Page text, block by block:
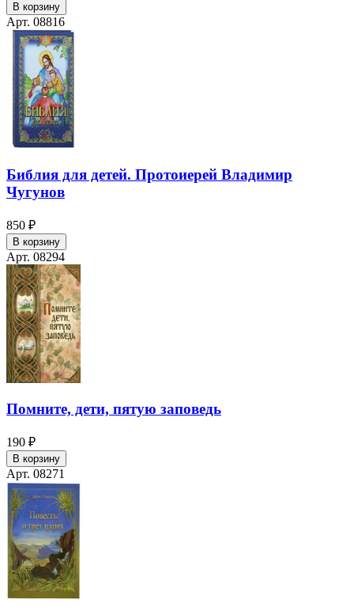
В корзину
Арт. 08816
Библия для детей. Протоиерей Владимир
Чугунов
850 ₽
В корзину
Арт. 08294
Помните, дети, пятую заповедь
190 ₽
В корзину
Арт. 08271